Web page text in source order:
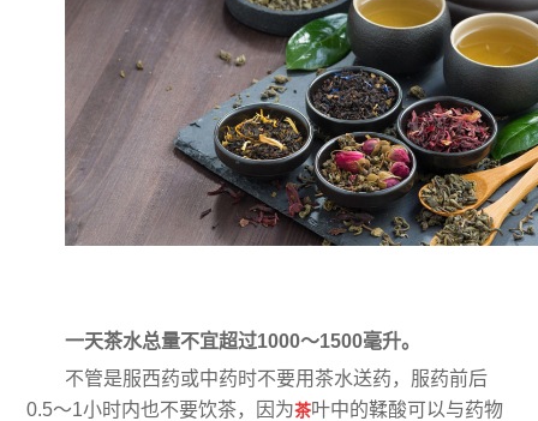
一天茶水总量不宜超过1000～1500毫升。
不管是服西药或中药时不要用茶水送药，服药前后
0.5～1小时内也不要饮茶，因为茶叶中的鞣酸可以与药物